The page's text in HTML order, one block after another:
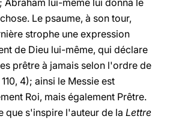
Abraham lui-même lui donna le
Le psaume, à son tour,
strophe une expression
de Dieu lui-même, qui déclare
prêtre à jamais selon l'ordre de
110, 4); ainsi le Messie est
Roi, mais également Prêtre.
que s'inspire l'auteur de la Lettre